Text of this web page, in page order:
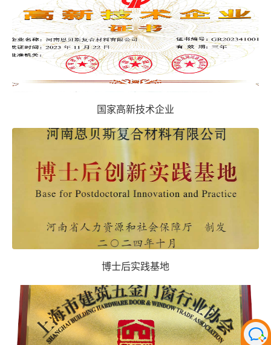
国家高新技术企业
博士后实践基地